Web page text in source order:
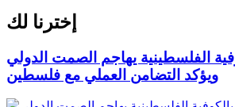
إخترنا لك
الفلسطينية يهاجم الصمت الدولي
ويؤكد التضامن العملي مع فلسطين